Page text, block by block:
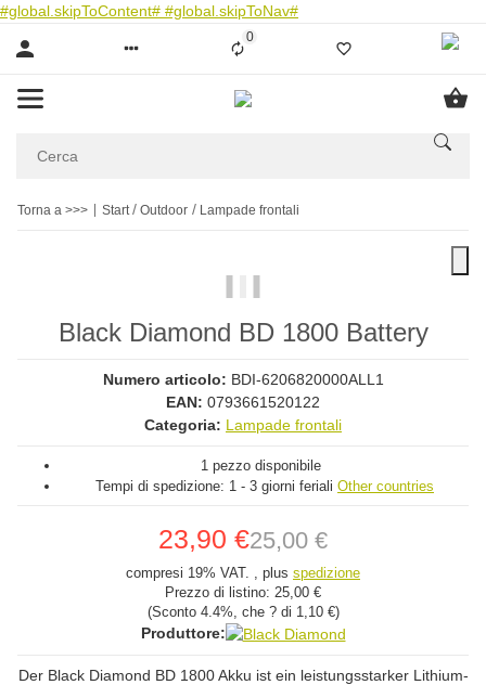
#global.skipToContent# #global.skipToNav#
0Liste ist leer
Torna a >>> Start Outdoor Lampade frontali
Black Diamond BD 1800 Battery
Numero articolo: BDI-6206820000ALL1
EAN: 0793661520122
Categoria: Lampade frontali
1 pezzo disponibile
Tempi di spedizione: 1 - 3 giorni feriali Other countries
23,90 €25,00 €
compresi 19% VAT. , plus spedizione
Prezzo di listino: 25,00 €
(Sconto 4.4%, che ? di 1,10 €)
Produttore:
Der Black Diamond BD 1800 Akku ist ein leistungsstarker Lithium-